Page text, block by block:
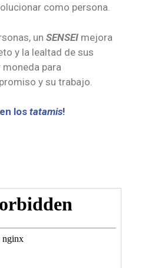
como persona.
un SENSEI mejora
y la lealtad de sus
para
y su trabajo.
los tatamis!